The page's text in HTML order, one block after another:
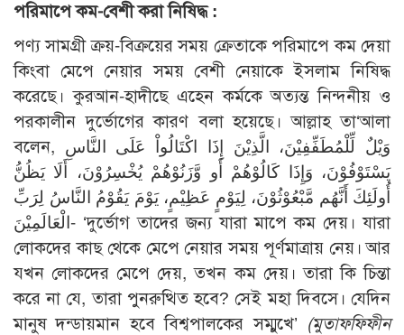
পরিমাপে কম-বেশী করা নিষিদ্ধ :
পণ্য সামগ্রী ক্রয়-বিক্রয়ের সময় ক্রেতাকে পরিমাপে কম দেয়া
কিংবা মেপে নেয়ার সময় বেশী নেয়াকে ইসলাম নিষিদ্ধ
করেছে। কুরআন-হাদীছে এহেন কর্মকে অত্যন্ত নিন্দনীয় ও
পরকালীন দুর্ভোগের কারণ বলা হয়েছে। আল্লাহ তা‘আলা
বলেন, وَيْلٌ لِّلْمُطَفِّفِيْنَ، الَّذِيْنَ إِذَا اكْتَالُواْ عَلَى النَّاسِ
يَسْتَوْفُوْنَ، وَإِذَا كَالُوْهُمْ أَو وَّزَنُوْهُمْ يُخْسِرُوْنَ، أَلَا يَظُنُّ
أُولَئِكَ أَنَّهُم مَّبْعُوْثُوْنَ، لِيَوْمٍ عَظِيْمٍ، يَوْمَ يَقُوْمُ النَّاسُ لِرَبِّ
الْعَالَمِيْنَ- ‘দুর্ভোগ তাদের জন্য যারা মাপে কম দেয়। যারা
লোকদের কাছ থেকে মেপে নেয়ার সময় পূর্ণমাত্রায় নেয়। আর
যখন লোকদের মেপে দেয়, তখন কম দেয়। তারা কি চিন্তা
করে না যে, তারা পুনরুত্থিত হবে? সেই মহা দিবসে। যেদিন
মানুষ দন্ডায়মান হবে বিশ্বপালকের সম্মুখে’ (মুতাফফিফীন